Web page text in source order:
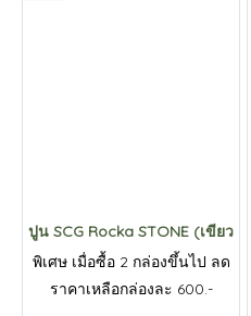
ปูน SCG Rocka STONE (เขียว)
พิเศษ เมื่อซื้อ 2 กล่องขึ้นไป ลด
ราคาเหลือกล่องละ 600.-